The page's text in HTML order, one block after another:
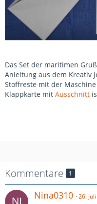
Das Set der maritimen
Anleitung aus dem Kreativ
Stoffreste mit der
Klappkarte mit Ausschnitt
Kommentare 1
Nina0310 26.